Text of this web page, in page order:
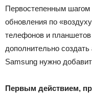
Первостепенным шагом
обновления по
телефонов и
дополнительно
Samsung нужно
Первым действием,